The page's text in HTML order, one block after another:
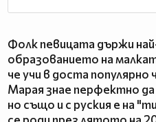
Фолк певицата държи
образованието на
че учи в доста
Марая знае перфектно да
но също и с руския е на